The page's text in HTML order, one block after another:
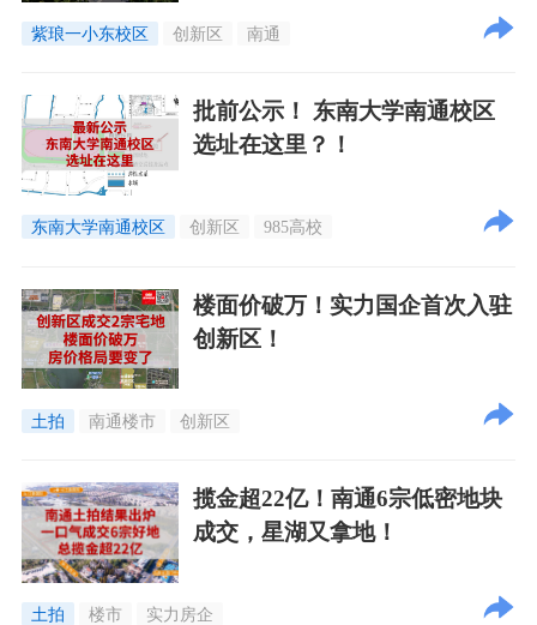
紫琅一小东校区 创新区 南通
批前公示！ 东南大学南通校区
选址在这里？！
东南大学南通校区 创新区 985高校
楼面价破万！实力国企首次入驻
创新区！
土拍 南通楼市 创新区
揽金超22亿！南通6宗低密地块
成交，星湖又拿地！
土拍 楼市 实力房企